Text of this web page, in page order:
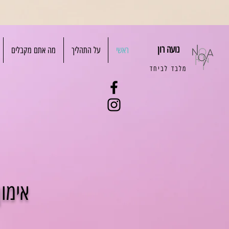
ראשי על התהליך מה אתם מקבלים נועה רון
מלבד לביחד